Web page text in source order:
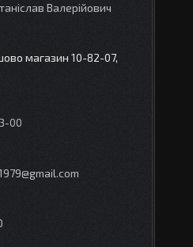
Валерійович
магазин 10-82-07,
00